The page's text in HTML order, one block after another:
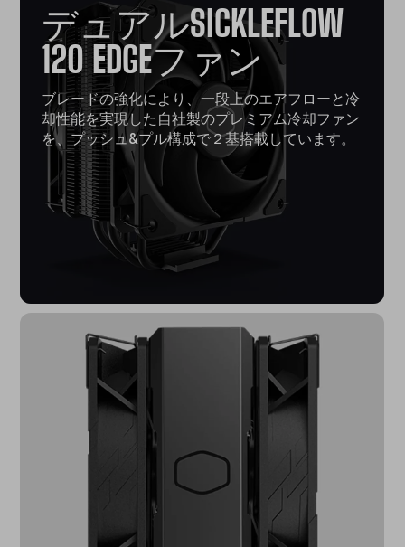
デュアルSICKLEFLOW
120 EDGEファン
ブレードの強化により、一段上のエアフローと冷
却性能を実現した自社製のプレミアム冷却ファン
を、プッシュ&プル構成で２基搭載しています。